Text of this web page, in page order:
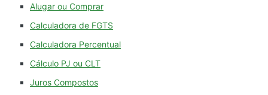
Alugar ou Comprar
Calculadora de FGTS
Calculadora Percentual
Cálculo PJ ou CLT
Juros Compostos